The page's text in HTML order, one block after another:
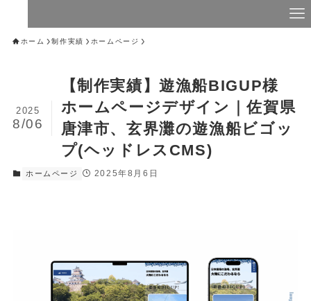
ホーム 制作実績 ホームページ
【制作実績】遊漁船BIGUP様
ホームページデザイン｜佐賀県
唐津市、玄界灘の遊漁船ビゴッ
プ(ヘッドレスCMS)
2025
8/06
ホームページ 2025年8月6日